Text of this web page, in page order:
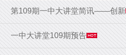
第109期一中大讲堂简讯——创新
一中大讲堂109期预告